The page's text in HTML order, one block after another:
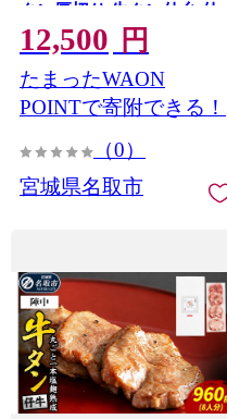
タン厚切り 牛タン仙台 仙
台牛タン 冷凍 BBQ バーベ
キュー 肉 牛 牛肉 焼肉 [い
ろんな部位を一度に楽しめ
る 厚切り牛タン]
12,500 円
たまったWAON
POINTで寄附できる！
（0）
宮城県名取市